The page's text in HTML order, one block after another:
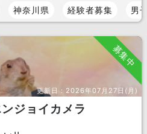
神奈川県 経験者募集 男
募集中
更新日： 2026年07月27日(月)
ジョイカメラ